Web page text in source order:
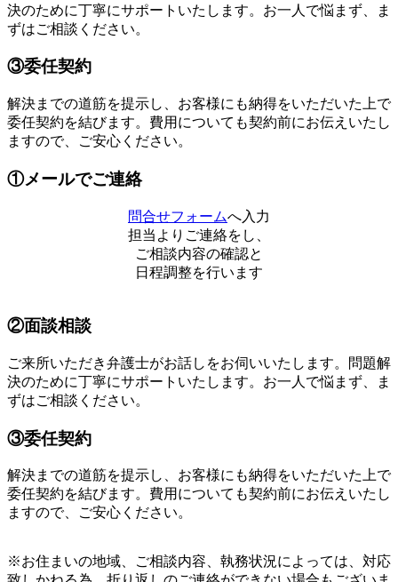
決のために丁寧にサポートいたします。お一人で悩まず、ま
ずはご相談ください。
③委任契約
解決までの道筋を提示し、お客様にも納得をいただいた上で
委任契約を結びます。費用についても契約前にお伝えいたし
ますので、ご安心ください。
①メールでご連絡
問合せフォームへ入力
担当よりご連絡をし、
ご相談内容の確認と
日程調整を行います
②面談相談
ご来所いただき弁護士がお話しをお伺いいたします。問題解
決のために丁寧にサポートいたします。お一人で悩まず、ま
ずはご相談ください。
③委任契約
解決までの道筋を提示し、お客様にも納得をいただいた上で
委任契約を結びます。費用についても契約前にお伝えいたし
ますので、ご安心ください。
※お住まいの地域、ご相談内容、執務状況によっては、対応